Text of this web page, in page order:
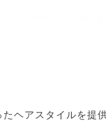
ヘアスタイルを提供